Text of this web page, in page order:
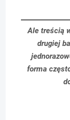
Ale treścią
drugiej
forma